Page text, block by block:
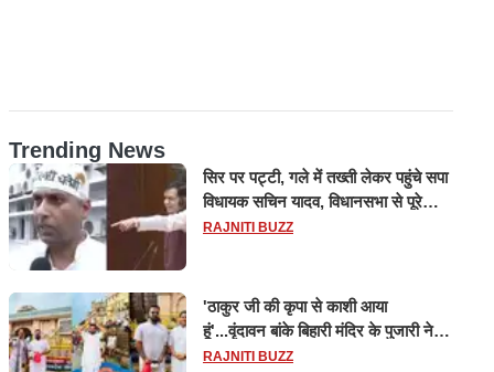
Trending News
सिर पर पट्टी, गले में तख्ती लेकर पहुंचे सपा
विधायक सचिन यादव, विधानसभा से पूरे
मानसून सत्र के लिए किया गया निलंबित
RAJNITI BUZZ
'ठाकुर जी की कृपा से काशी आया
हूं'...वृंदावन बांके बिहारी मंदिर के पुजारी ने
किया श्री काशी विश्वनाथ का जलाभिषेक
RAJNITI BUZZ